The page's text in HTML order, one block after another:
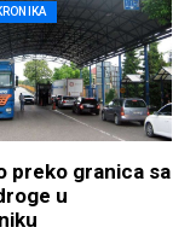
preko granica sa
u